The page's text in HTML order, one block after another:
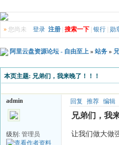
» 您尚未 登录 注册 搜索一下 银行 勋
阿里云盘资源论坛 - 自由至上 » 站务 »
本页主题: 兄弟们，我来晚了！！！
admin
级别: 管理员
回复 推荐 编辑
兄弟们，我
让我们做大做